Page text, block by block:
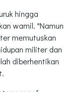
hingga
wamil. "Namun
memutuskan
militer dan
diberhentikan